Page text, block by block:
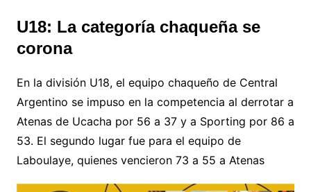
U18: La categoría chaqueña se
corona
En la división U18, el equipo chaqueño de Central
Argentino se impuso en la competencia al derrotar a
Atenas de Ucacha por 56 a 37 y a Sporting por 86 a
53. El segundo lugar fue para el equipo de
Laboulaye, quienes vencieron 73 a 55 a Atenas